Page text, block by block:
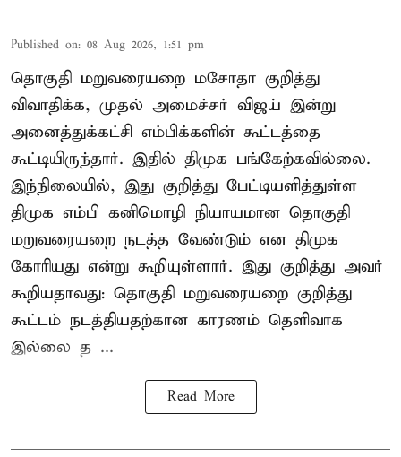
Published on: 08 Aug 2026, 1:51 pm
தொகுதி மறுவரையறை மசோதா குறித்து
விவாதிக்க, முதல் அமைச்சர் விஜய் இன்று
அனைத்துக்கட்சி எம்பிக்களின் கூட்டத்தை
கூட்டியிருந்தார். இதில் திமுக பங்கேற்கவில்லை.
இந்நிலையில், இது குறித்து பேட்டியளித்துள்ள
திமுக எம்பி கனிமொழி நியாயமான தொகுதி
மறுவரையறை நடத்த வேண்டும் என திமுக
கோரியது என்று கூறியுள்ளார். இது குறித்து அவர்
கூறியதாவது: தொகுதி மறுவரையறை குறித்து
கூட்டம் நடத்தியதற்கான காரணம் தெளிவாக
இல்லை த ...
Read More